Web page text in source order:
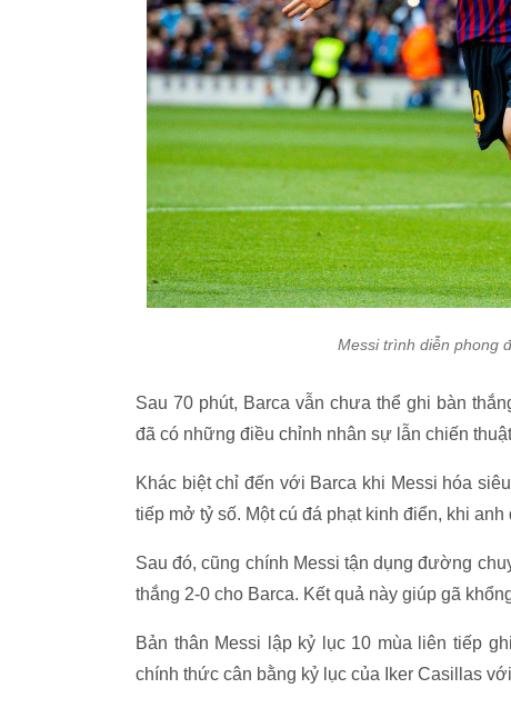
Messi trình diễn phong
Sau 70 phút, Barca vẫn chưa thể ghi bàn
đã có những điều chỉnh nhân sự lẫn chiến
Khác biệt chỉ đến với Barca khi Messi hóa
tiếp mở tỷ số. Một cú đá phạt kinh điển, khi
Sau đó, cũng chính Messi tận dụng đường
thắng 2-0 cho Barca. Kết quả này giúp gã
Bản thân Messi lập kỷ lục 10 mùa liên tiếp
chính thức cân bằng kỷ lục của Iker Casillas